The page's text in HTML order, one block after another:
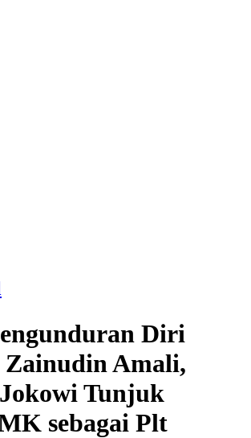
Diri
Amali,
Tunjuk
sebagai Plt